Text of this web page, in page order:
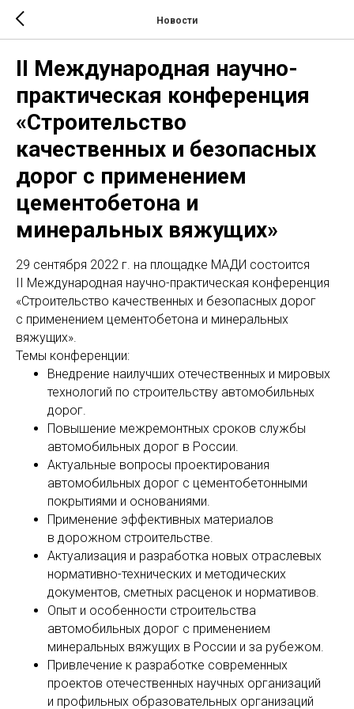
Новости
II Международная научно-
практическая конференция
«Строительство
качественных и безопасных
дорог с применением
цементобетона и
минеральных вяжущих»
29 сентября 2022 г. на площадке МАДИ состоится
II Международная научно-практическая конференция
«Строительство качественных и безопасных дорог
с применением цементобетона и минеральных
вяжущих».
Темы конференции:
Внедрение наилучших отечественных и мировых
технологий по строительству автомобильных
дорог.
Повышение межремонтных сроков службы
автомобильных дорог в России.
Актуальные вопросы проектирования
автомобильных дорог с цементобетонными
покрытиями и основаниями.
Применение эффективных материалов
в дорожном строительстве.
Актуализация и разработка новых отраслевых
нормативно-технических и методических
документов, сметных расценок и нормативов.
Опыт и особенности строительства
автомобильных дорог с применением
минеральных вяжущих в России и за рубежом.
Привлечение к разработке современных
проектов отечественных научных организаций
и профильных образовательных организаций